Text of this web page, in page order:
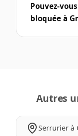
Pouvez-
bloquée à
Autres
Serrurier à